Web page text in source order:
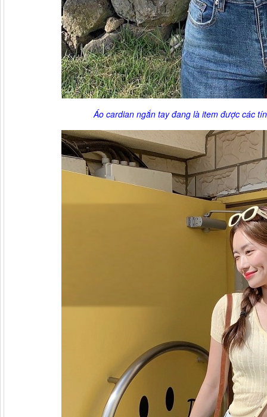
Áo cardian ngắn tay đang là item được các